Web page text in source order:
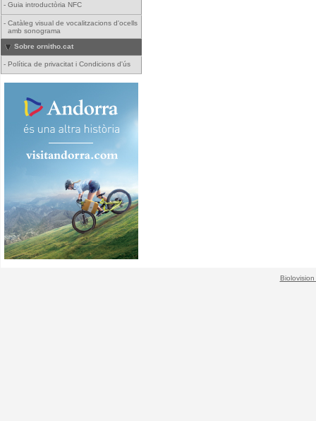
- Guia introductòria NFC
- Catàleg visual de vocalitzacions d'ocells
amb sonograma
Sobre ornitho.cat
- Política de privacitat i Condicions d'ús
Biolovision